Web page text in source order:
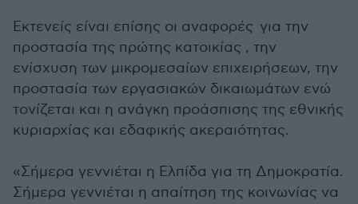
Εκτενείς είναι επίσης οι αναφορές για την
προστασία της πρώτης κατοικίας , την
ενίσχυση των μικρομεσαίων επιχειρήσεων, την
προστασία των εργασιακών δικαιωμάτων ενώ
τονίζεται και η ανάγκη προάσπισης της εθνικής
κυριαρχίας και εδαφικής ακεραιότητας.
«Σήμερα γεννιέται η Ελπίδα για τη Δημοκρατία.
Σήμερα γεννιέται η απαίτηση της κοινωνίας να